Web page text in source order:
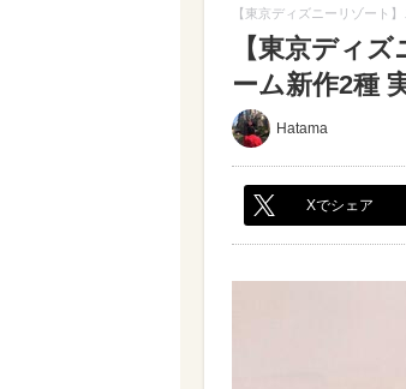
【東京ディズニーリゾート
【東京ディ
ーム新作2種
Hatama
Xでシェア